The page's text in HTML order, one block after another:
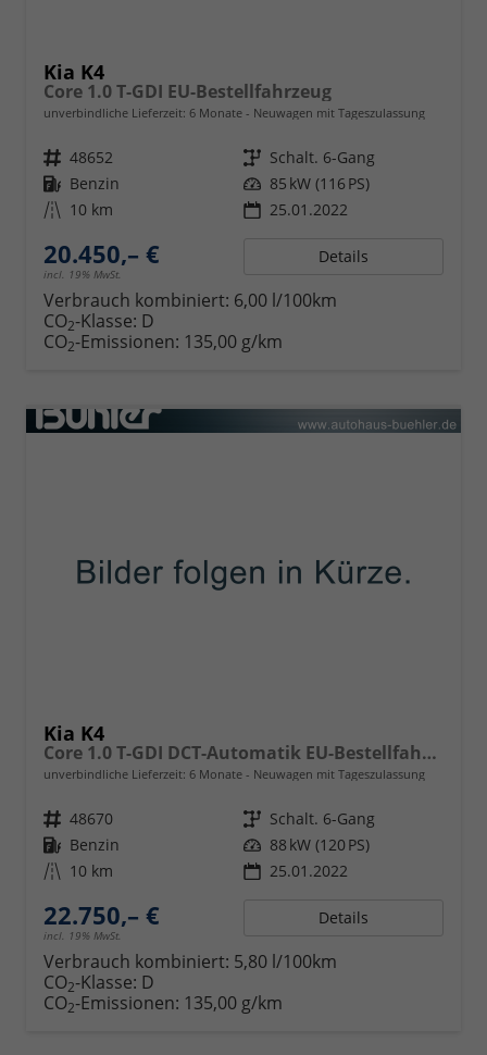
Kia K4
Core 1.0 T-GDI EU-Bestellfahrzeug
unverbindliche Lieferzeit: 6 Monate Neuwagen mit Tageszulassung
Fahrzeugnr. 48652 Getriebe Schalt. 6-Gang
Kraftstoff Benzin Leistung 85 kW (116 PS)
Kilometerstand 10 km 25.01.2022
20.450,– €
incl. 19% MwSt.
Details
Verbrauch kombiniert: 6,00 l/100km
CO2-Klasse: D
CO2-Emissionen: 135,00 g/km
Kia K4
Core 1.0 T-GDI DCT-Automatik EU-Bestellfahrzeug
unverbindliche Lieferzeit: 6 Monate Neuwagen mit Tageszulassung
Fahrzeugnr. 48670 Getriebe Schalt. 6-Gang
Kraftstoff Benzin Leistung 88 kW (120 PS)
Kilometerstand 10 km 25.01.2022
22.750,– €
incl. 19% MwSt.
Details
Verbrauch kombiniert: 5,80 l/100km
CO2-Klasse: D
CO2-Emissionen: 135,00 g/km